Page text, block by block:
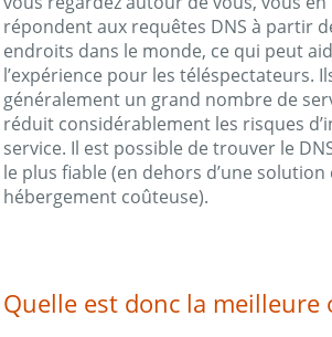
répondent aux requêtes DNS à partir
endroits dans le monde, ce qui peut
l’expérience pour les téléspectateurs.
généralement un grand nombre de
réduit considérablement les risques
service. Il est possible de trouver le
le plus fiable (en dehors d’une solution
hébergement coûteuse).
Quelle est donc la meilleure